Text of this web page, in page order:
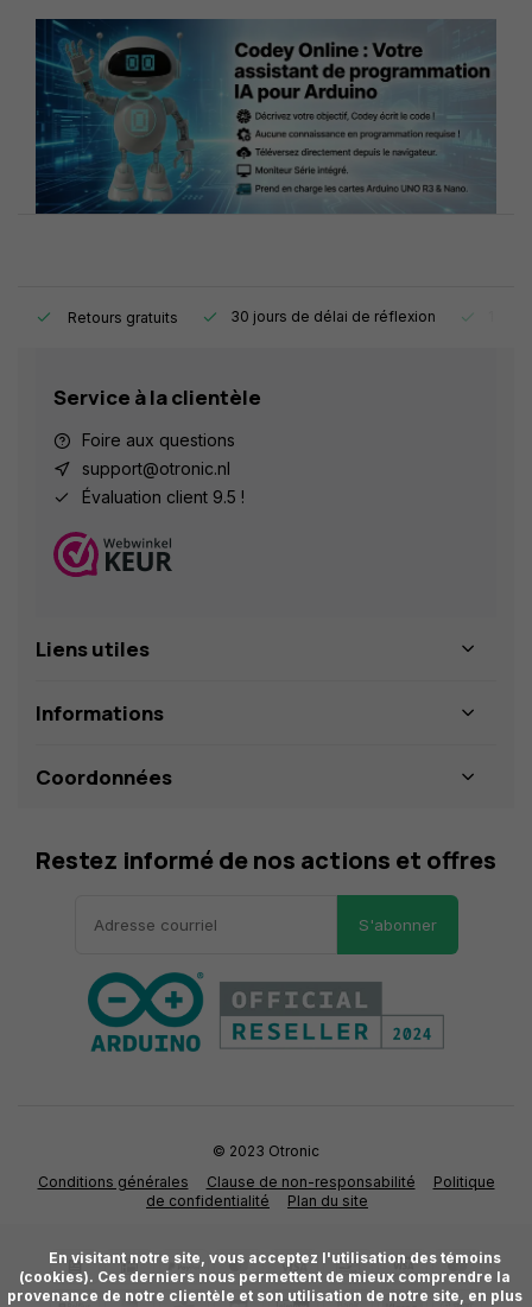
Retours gratuits 30 jours de délai de réflexion
Service à la clientèle
Foire aux questions
support@otronic.nl
Évaluation client 9.5 !
Liens utiles
Informations
Coordonnées
Restez informé de nos actions et offres
S'abonner
Conditions générales Clause de non-responsabilité
Politique
de confidentialité
Plan du site
© 2023 Otronic
(cookies). Ces derniers nous permettent de mieux comprendre la
provenance de notre clientèle et son utilisation de notre site, en plus